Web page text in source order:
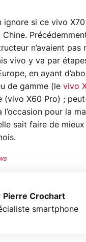
ignore si ce vivo
n’avaient pas
vivo y va par
en ayant
de gamme (le vivo
(vivo X60 Pro) ;
l’occasion pour la
sait faire de
Pierre Crochart
smartphone